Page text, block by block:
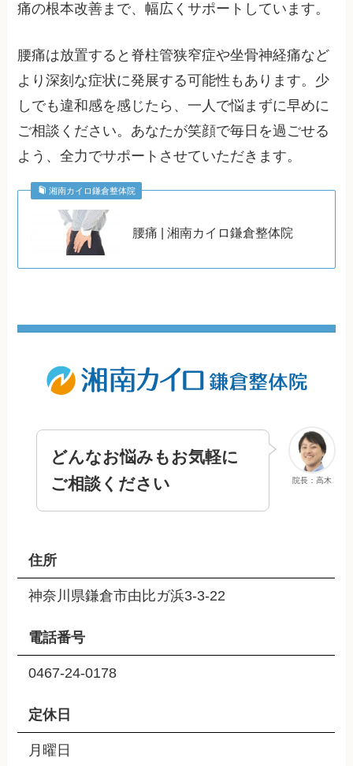
痛の根本改善まで、幅広くサポートしています。
腰痛は放置すると脊柱管狭窄症や坐骨神経痛など
より深刻な症状に発展する可能性もあります。少
しでも違和感を感じたら、一人で悩まずに早めに
ご相談ください。あなたが笑顔で毎日を過ごせる
よう、全力でサポートさせていただきます。
湘南カイロ鎌倉整体院
腰痛 | 湘南カイロ鎌倉整体院
院長：高木
どんなお悩みもお気軽に
ご相談ください
住所
神奈川県鎌倉市由比ガ浜3-3-22
電話番号
0467-24-0178
定休日
月曜日